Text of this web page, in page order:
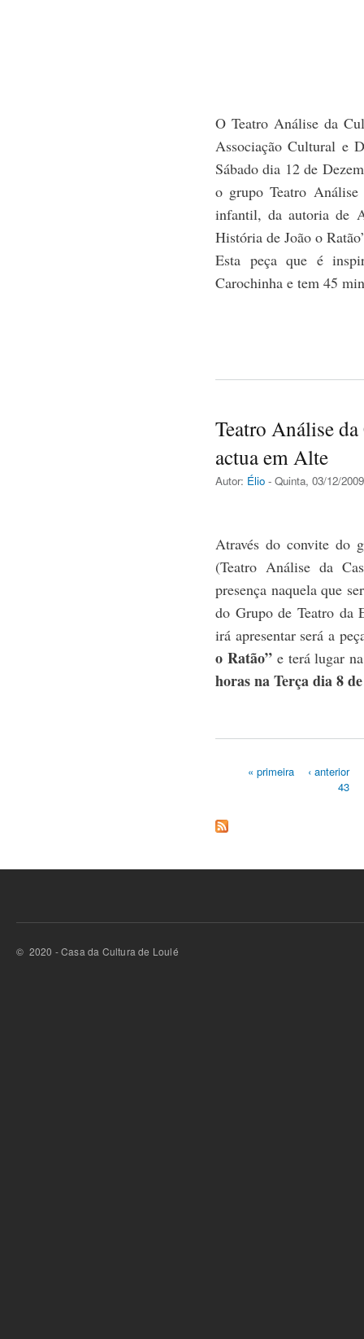
O Teatro Análise da
Associação Cultural e
Sábado dia 12 de
o grupo Teatro
infantil, da autoria de
História de João o
Esta peça que é
Carochinha e tem 45
Teatro Análise
actua em Alte
Autor: Élio - Quinta, 03/12/
Através do convite do
(Teatro Análise da
presença naquela que
do Grupo de Teatro da
irá apresentar será a
o Ratão”e terá lugar
horas na Terça dia 8
« primeira ‹ anterior
43
© 2020 - Casa da Cultura de Loulé